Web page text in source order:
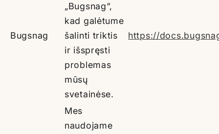
Bugsnag
„Bugsnag“,
kad galėtume
šalinti triktis
ir išspręsti
problemas
mūsų
svetainėse.
https://
Mes
naudojame